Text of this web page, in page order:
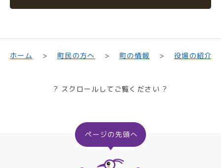
ホーム 町民の方へ 町の情報 役場の紹介
? スクロールしてご覧ください ?